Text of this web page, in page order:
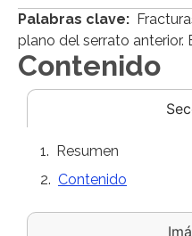
Palabras clave:
plano del serrato anterior.
Contenido
Resumen
Contenido